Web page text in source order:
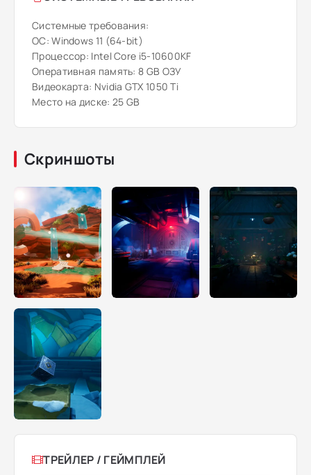
Системные требования:
ОС: Windows 11 (64-bit)
Процессор: Intel Core i5-10600KF
Оперативная память: 8 GB ОЗУ
Видеокарта: Nvidia GTX 1050 Ti
Место на диске: 25 GB
Скриншоты
ТРЕЙЛЕР / ГЕЙМПЛЕЙ